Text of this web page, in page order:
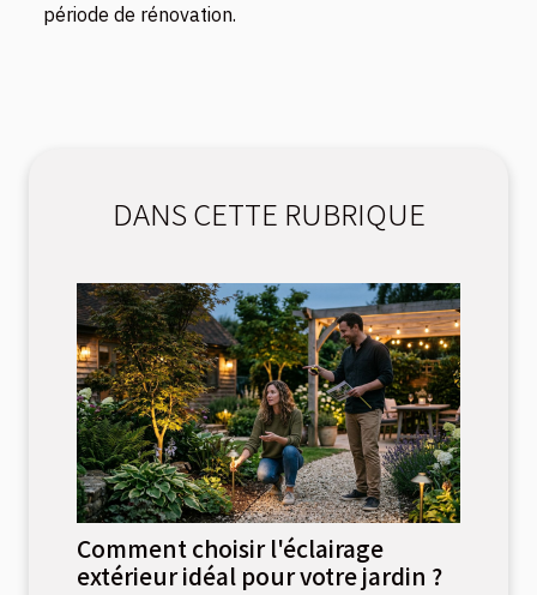
période de rénovation.
DANS CETTE RUBRIQUE
Comment choisir l'éclairage
extérieur idéal pour votre jardin ?